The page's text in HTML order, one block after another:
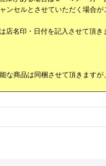
ンセルとさせていただく場合が
名印・日付を記入させて頂き
な商品は同梱させて頂きます